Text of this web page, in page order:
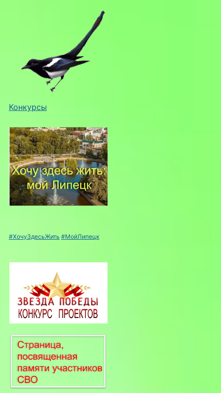
Конкурсы
#ХочуЗдесьЖить #МойЛипецк